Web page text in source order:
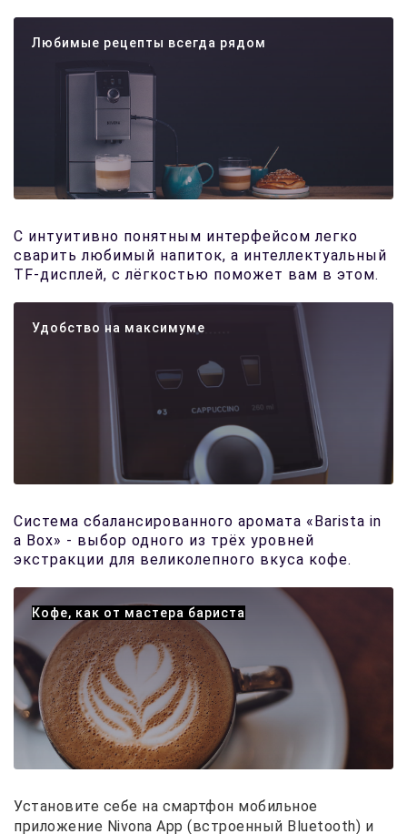
Любимые рецепты всегда рядом
С интуитивно понятным интерфейсом легко
сварить любимый напиток, а интеллектуальный
TF-дисплей, с лёгкостью поможет вам в этом.
Удобство на максимуме
Система сбалансированного аромата «Barista in
a Box» - выбор одного из трёх уровней
экстракции для великолепного вкуса кофе.
Кофе, как от мастера бариста
Установите себе на смартфон мобильное
приложение Nivona App (встроенный Bluetooth) и